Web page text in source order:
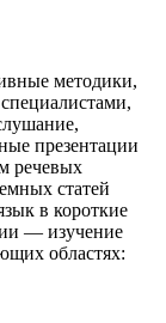
методики,
презентации
речевых
статей
в короткие
— изучение
областях: